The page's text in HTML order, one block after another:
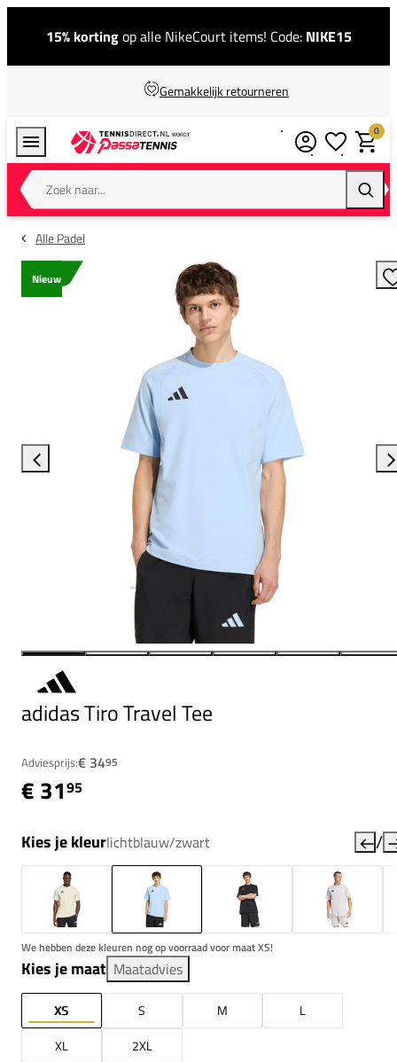
15% kortingop alle NikeCourt items! Code: NIKE15
Gemakkelijk retourneren
Zoek naar...
0
Alle Padel
Nieuw
adidas Tiro Travel Tee
Adviesprijs:€ 3495
€ 3195
Kies je kleurlichtblauw/zwart /
We hebben deze kleuren nog op voorraad voor maat XS!
Kies je maat Maatadvies
XS S M
L
XL
2XL